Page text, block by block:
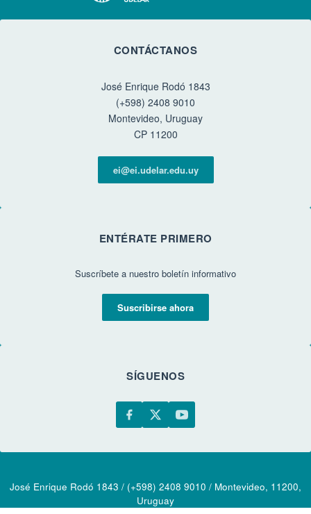
CONTÁCTANOS
José Enrique Rodó 1843
(+598) 2408 9010
Montevideo, Uruguay
CP 11200
ei@ei.udelar.edu.uy
ENTÉRATE PRIMERO
Suscríbete a nuestro boletín informativo
Suscribirse ahora
SÍGUENOS
José Enrique Rodó 1843 / (+598) 2408 9010 / Montevideo, 11200,
Uruguay